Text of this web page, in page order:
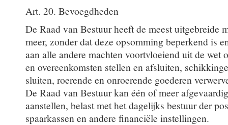
Art. 20. Bevoegdheden
De Raad van Bestuur heeft de meest uitgebreide
meer, zonder dat deze opsomming beperkend is
aan alle andere machten voortvloeiend uit de wet
en overeenkomsten stellen en afsluiten,
sluiten, roerende en onroerende goederen
De Raad van Bestuur kan één of meer
aanstellen, belast met het dagelijks bestuur der
spaarkassen en andere financiële instellingen.